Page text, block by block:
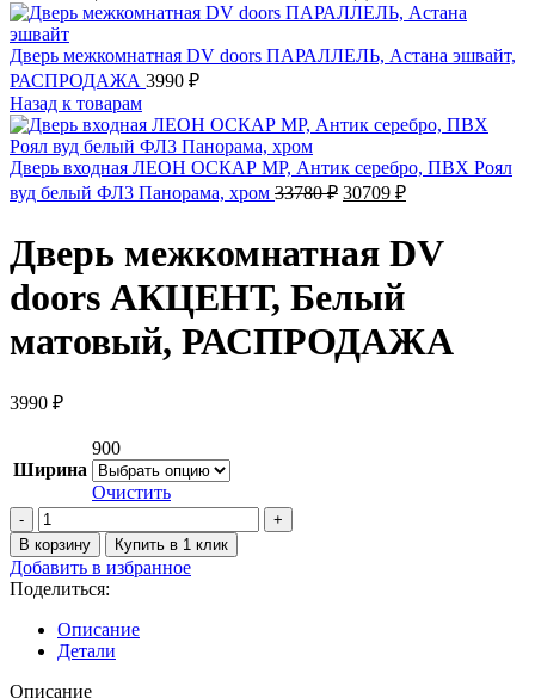
Дверь межкомнатная DV doors ПАРАЛЛЕЛЬ, Астана эшвайт,
РАСПРОДАЖА 3990 ₽
Назад к товарам
Дверь входная ЛЕОН ОСКАР MP, Антик серебро, ПВХ Роял
вуд белый ФЛ3 Панорама, хром 33780₽ Первоначальная
33780 ₽.
30709 ₽Текущая
Дверь межкомнатная DV
doors АКЦЕНТ, Белый
матовый, РАСПРОДАЖА
3990 ₽
Ширина
900
Очистить
Количество
товара
Дверь
межкомнатная
DV
doors
АКЦЕНТ,
Белый
матовый,
В корзину Купить в 1 клик
Добавить в избранное
Поделиться:
Описание
Детали
Описание